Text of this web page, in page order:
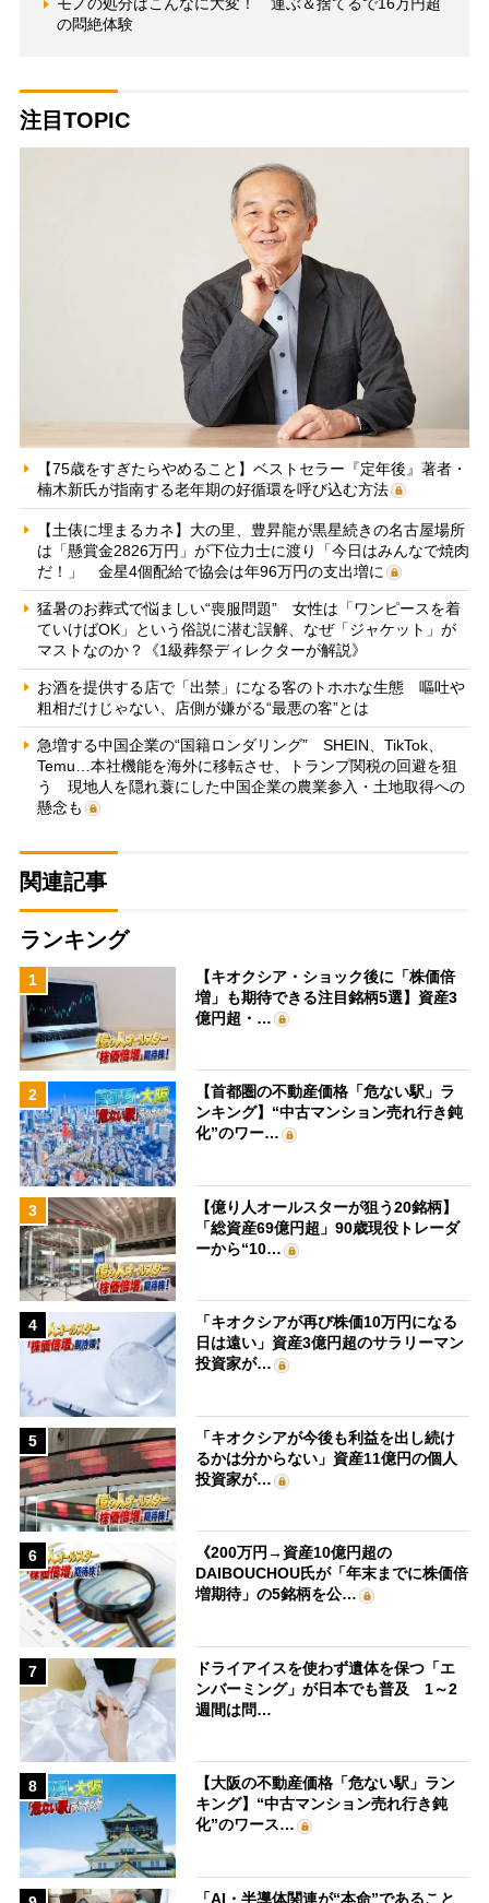
の悶絶体験
注目TOPIC
【75歳をすぎたらやめること】ベストセラー『定年後』著者・
楠木新氏が指南する老年期の好循環を呼び込む方法
【土俵に埋まるカネ】大の里、豊昇龍が黒星続きの名古屋場所
は「懸賞金2826万円」が下位力士に渡り「今日はみんなで焼肉
だ！」 金星4個配給で協会は年96万円の支出増に
猛暑のお葬式で悩ましい“喪服問題” 女性は「ワンピースを着
ていけばOK」という俗説に潜む誤解、なぜ「ジャケット」が
マストなのか？《1級葬祭ディレクターが解説》
お酒を提供する店で「出禁」になる客のトホホな生態 嘔吐や
粗相だけじゃない、店側が嫌がる“最悪の客”とは
急増する中国企業の“国籍ロンダリング” SHEIN、TikTok、
Temu…本社機能を海外に移転させ、トランプ関税の回避を狙
う 現地人を隠れ蓑にした中国企業の農業参入・土地取得への
懸念も
関連記事
ランキング
1
【キオクシア・ショック後に「株価倍
増」も期待できる注目銘柄5選】資産3
億円超・…
2
【首都圏の不動産価格「危ない駅」ラ
ンキング】“中古マンション売れ行き鈍
化”のワー…
3
【億り人オールスターが狙う20銘柄】
「総資産69億円超」90歳現役トレーダ
ーから“10…
4
「キオクシアが再び株価10万円になる
日は遠い」資産3億円超のサラリーマン
投資家が…
5
「キオクシアが今後も利益を出し続け
るかは分からない」資産11億円の個人
投資家が…
6
《200万円→資産10億円超の
DAIBOUCHOU氏が「年末までに株価倍
増期待」の5銘柄を公…
7
ドライアイスを使わず遺体を保つ「エ
ンバーミング」が日本でも普及 1～2
週間は問…
8
【大阪の不動産価格「危ない駅」ラン
キング】“中古マンション売れ行き鈍
化”のワース…
「AI・半導体関連が“本命”であること